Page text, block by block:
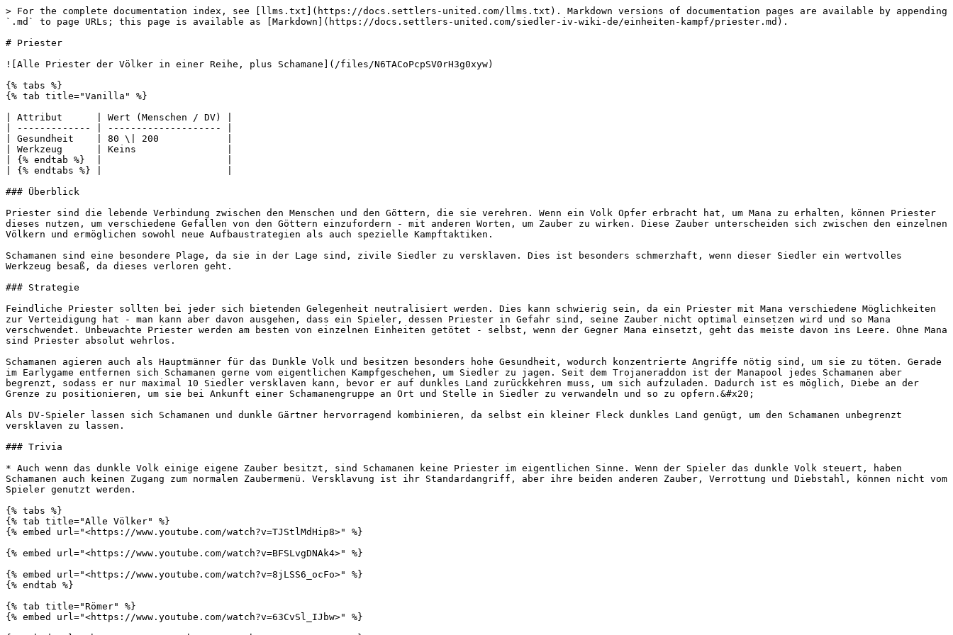
> For the complete documentation index, see [llms.txt](https://docs.settlers-united.com/llms.txt). Markdown versions of documentation pages are available by appending
`.md` to page URLs; this page is available as [Markdown](https://docs.settlers-united.com/siedler-iv-wiki-de/einheiten-kampf/priester.md).
# Priester
![Alle Priester der Völker in einer Reihe, plus Schamane](/files/N6TACoPcpSV0rH3g0xyw)
{% tabs %}
{% tab title="Vanilla" %}
| Attribut      | Wert (Menschen / DV) |
| ------------- | -------------------- |
| Gesundheit    | 80 \| 200            |
| Werkzeug      | Keins                |
| {% endtab %}  |                      |
| {% endtabs %} |                      |
### Überblick
Priester sind die lebende Verbindung zwischen den Menschen und den Göttern, die sie verehren. Wenn ein Volk Opfer erbracht hat, um Mana zu erhalten, können Priester
dieses nutzen, um verschiedene Gefallen von den Göttern einzufordern - mit anderen Worten, um Zauber zu wirken. Diese Zauber unterscheiden sich zwischen den einzelnen
Völkern und ermöglichen sowohl neue Aufbaustrategien als auch spezielle Kampftaktiken.
Schamanen sind eine besondere Plage, da sie in der Lage sind, zivile Siedler zu versklaven. Dies ist besonders schmerzhaft, wenn dieser Siedler ein wertvolles
Werkzeug besaß, da dieses verloren geht.
### Strategie
Feindliche Priester sollten bei jeder sich bietenden Gelegenheit neutralisiert werden. Dies kann schwierig sein, da ein Priester mit Mana verschiedene Möglichkeiten
zur Verteidigung hat - man kann aber davon ausgehen, dass ein Spieler, dessen Priester in Gefahr sind, seine Zauber nicht optimal einsetzen wird und so Mana
verschwendet. Unbewachte Priester werden am besten von einzelnen Einheiten getötet - selbst, wenn der Gegner Mana einsetzt, geht das meiste davon ins Leere. Ohne Mana
sind Priester absolut wehrlos.
Schamanen agieren auch als Hauptmänner für das Dunkle Volk und besitzen besonders hohe Gesundheit, wodurch konzentrierte Angriffe nötig sind, um sie zu töten. Gerade
im Earlygame entfernen sich Schamanen gerne vom eigentlichen Kampfgeschehen, um Siedler zu jagen. Seit dem Trojaneraddon ist der Manapool jedes Schamanen aber
begrenzt, sodass er nur maximal 10 Siedler versklaven kann, bevor er auf dunkles Land zurückkehren muss, um sich aufzuladen. Dadurch ist es möglich, Diebe an der
Grenze zu positionieren, um sie bei Ankunft einer Schamanengruppe an Ort und Stelle in Siedler zu verwandeln und so zu opfern.&#x20;
Als DV-Spieler lassen sich Schamanen und dunkle Gärtner hervorragend kombinieren, da selbst ein kleiner Fleck dunkles Land genügt, um den Schamanen unbegrenzt
versklaven zu lassen.
### Trivia
* Auch wenn das dunkle Volk einige eigene Zauber besitzt, sind Schamanen keine Priester im eigentlichen Sinne. Wenn der Spieler das dunkle Volk steuert, haben
Schamanen auch keinen Zugang zum normalen Zaubermenü. Versklavung ist ihr Standardangriff, aber ihre beiden anderen Zauber, Verrottung und Diebstahl, können nicht vom
Spieler genutzt werden.
{% tabs %}
{% tab title="Alle Völker" %}
{% embed url="<https://www.youtube.com/watch?v=TJStlMdHip8>" %}
{% embed url="<https://www.youtube.com/watch?v=BFSLvgDNAk4>" %}
{% embed url="<https://www.youtube.com/watch?v=8jLSS6_ocFo>" %}
{% endtab %}
{% tab title="Römer" %}
{% embed url="<https://www.youtube.com/watch?v=63CvSl_IJbw>" %}